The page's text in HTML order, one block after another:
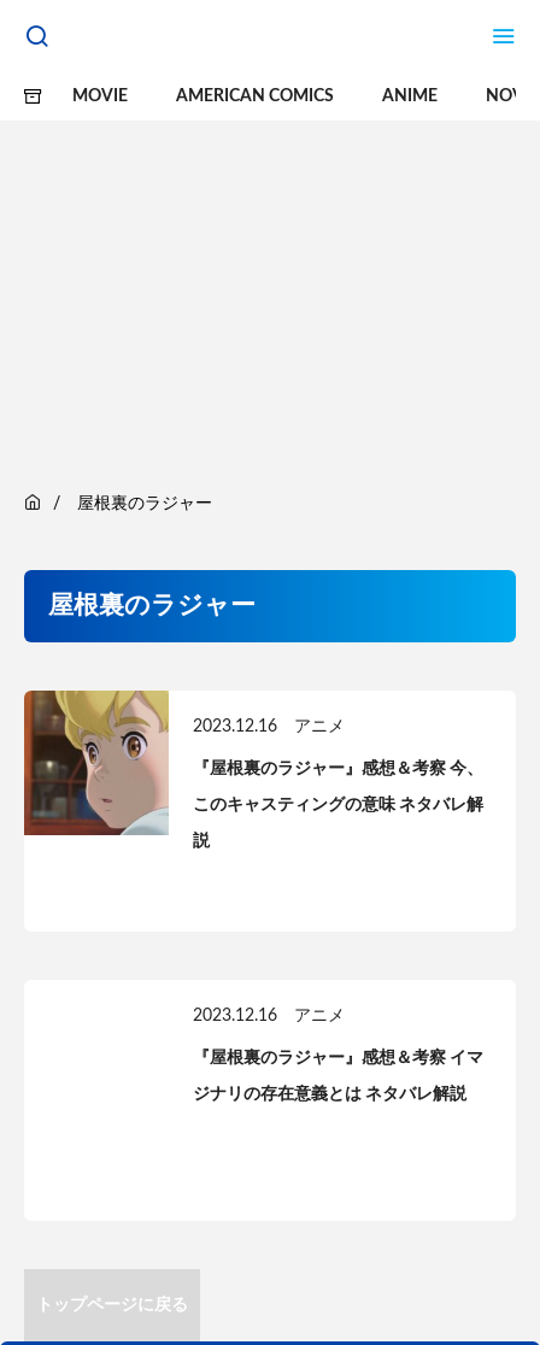
MOVIE AMERICAN COMICS ANIME
屋根裏のラジャー
屋根裏のラジャー
2023.12.16 アニメ
『屋根裏のラジャー』感想＆考察 今、
このキャスティングの意味 ネタバレ解
説
2023.12.16 アニメ
『屋根裏のラジャー』感想＆考察 イマ
ジナリの存在意義とは ネタバレ解説
トップページに戻る